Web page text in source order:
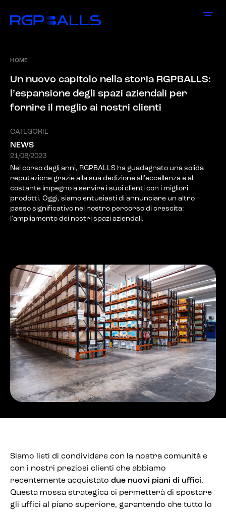
HOME
Un nuovo capitolo nella storia RGPBALLS:
l’espansione degli spazi aziendali per
fornire il meglio ai nostri clienti
CATEGORIE
NEWS
21/08/2023
Nel corso degli anni, RGPBALLS ha guadagnato una solida
reputazione grazie alla sua dedizione all'eccellenza e al
costante impegno a servire i suoi clienti con i migliori
prodotti. Oggi, siamo entusiasti di annunciare un altro
passo significativo nel nostro percorso di crescita:
l'ampliamento dei nostri spazi aziendali.
Siamo lieti di condividere con la nostra comunità e
con i nostri preziosi clienti che abbiamo
recentemente acquistato due nuovi piani di uffici.
Questa mossa strategica ci permetterà di spostare
gli uffici al piano superiore, garantendo che tutto lo